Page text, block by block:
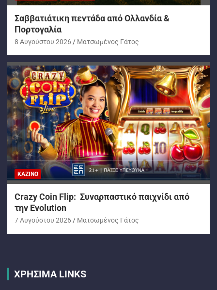
Σαββατιάτικη πεντάδα από Ολλανδία &
Πορτογαλία
8 Αυγούστου 2026 Ματσωμένος Γάτος
ΚΑΖΊΝΟ
Crazy Coin Flip: Συναρπαστικό παιχνίδι από
την Evolution
7 Αυγούστου 2026 Ματσωμένος Γάτος
ΧΡΗΣΙΜΑ LINKS